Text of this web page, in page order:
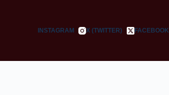
FACEBOOK
X (TWITTER)
INSTAGRAM